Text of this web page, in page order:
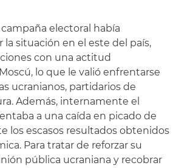
electoral había
situación en el este del país,
con una actitud
lo que le valió enfrentarse
ucranianos, partidarios de
Además, internamente el
a una caída en picado de
los escasos resultados obtenidos
Para tratar de reforzar su
pública ucraniana y recobrar